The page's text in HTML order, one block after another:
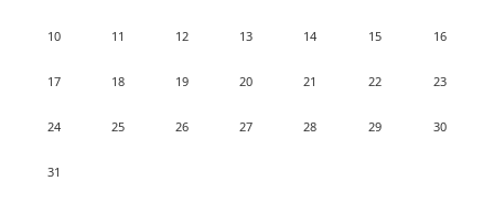
10 11 12 13 14 15 16
17 18 19 20 21 22 23
24 25 26 27 28 29 30
31